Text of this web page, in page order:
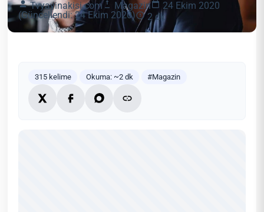
Tvyayinakisi.com Magazin
24 Ekim 2020
(Güncellendi: 24 Ekim 2020)
2 dk
315 kelime Okuma: ~2 dk #Magazin